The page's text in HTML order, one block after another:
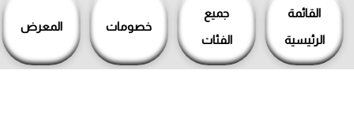
القائمة
الرئيسية
جميع
الفئات
خصومات المعرض